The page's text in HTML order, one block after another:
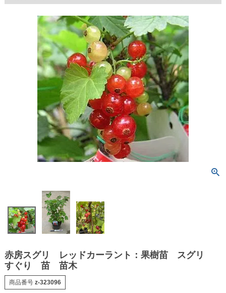
赤房スグリ レッドカーラント：果樹苗 スグリ
すぐり 苗 苗木
商品番号 z-323096